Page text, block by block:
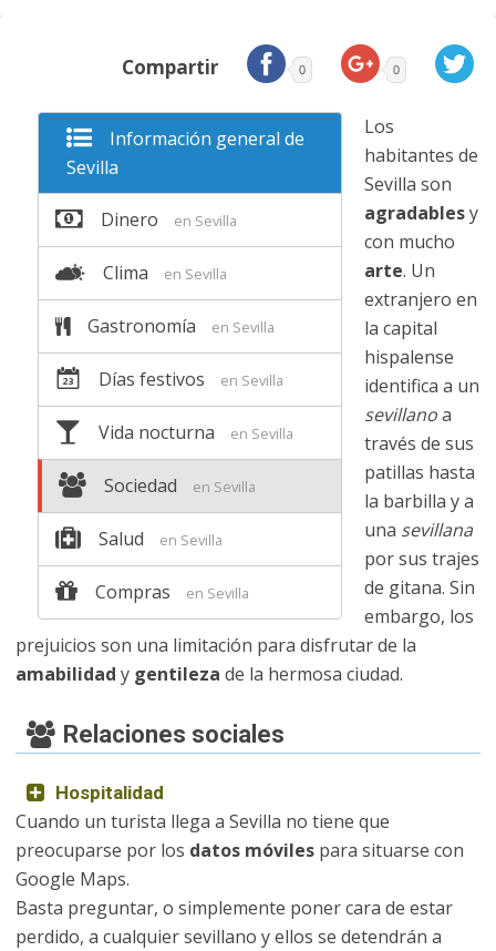
Compartir 0 0
Información general de
Sevilla
Dinero en Sevilla
Clima en Sevilla
Gastronomía en Sevilla
Días festivos en Sevilla
Vida nocturna en Sevilla
Sociedad en Sevilla
Salud en Sevilla
Compras en Sevilla
Los
habitantes de
Sevilla son
agradablesy
con mucho
arte. Un
extranjero en
la capital
hispalense
identifica a un
sevillanoa
través de sus
patillas hasta
la barbilla y a
una sevillana
por sus trajes
de gitana. Sin
embargo, los
prejuicios son una limitación para disfrutar de la
amabilidad y gentileza de la hermosa ciudad.
Relaciones sociales
Hospitalidad
Cuando un turista llega a Sevilla no tiene que
preocuparse por los datos móviles para situarse con
Google Maps.
Basta preguntar, o simplemente poner cara de estar
perdido, a cualquier sevillano y ellos se detendrán a